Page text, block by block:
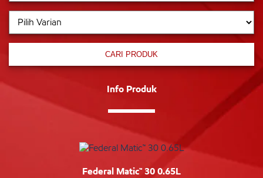
CARI PRODUK
Info Produk
Federal Matic™ 30 0.65L